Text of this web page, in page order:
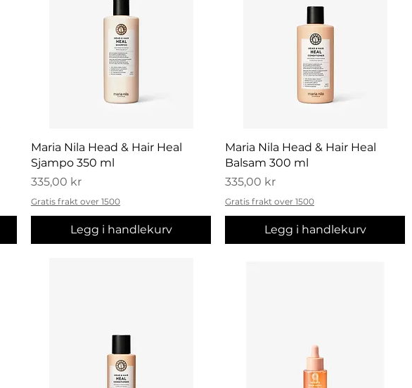
Hurtigvisning
Maria Nila Head & Hair Heal
Sjampo 350 ml
Pris
335,00 kr
Gratis frakt over 1500
Legg i handlekurv
Hurtigvisning
Maria Nila Head & Hair Heal
Balsam 300 ml
Pris
335,00 kr
Gratis frakt over 1500
Legg i handlekurv